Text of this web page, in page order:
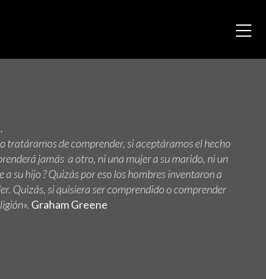
tratáramos de comprender, si aceptáramos el hecho
jamás a otro, ni una mujer a su marido, ni un
su hijo ? Quizás por eso los hombres inventaron a
Quizás, si quisiera ser comprendido o comprender
Graham Greene